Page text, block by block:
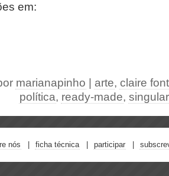
em:
marianapinho arte, claire
política, ready-made,
nós ficha técnica participar